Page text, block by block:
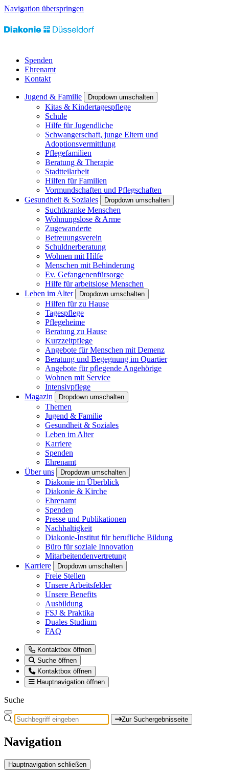
Navigation überspringen
Spenden
Ehrenamt
Kontakt
Jugend & Familie Dropdown umschalten
Kitas & Kindertagespflege
Schule
Hilfe für Jugendliche
Schwangerschaft, junge Eltern und
Adoptionsvermittlung
Pflegefamilien
Beratung & Therapie
Stadtteilarbeit
Hilfen für Familien
Vormundschaften und Pflegschaften
Gesundheit & Soziales
Dropdown umschalten
Suchtkranke Menschen
Wohnungslose & Arme
Zugewanderte
Betreuungsverein
Schuldnerberatung
Wohnen mit Hilfe
Menschen mit Behinderung
Ev. Gefangenenfürsorge
Hilfe für arbeitslose Menschen
Leben im Alter
Dropdown umschalten
Hilfen für zu Hause
Tagespflege
Pflegeheime
Beratung zu Hause
Kurzzeitpflege
Angebote für Menschen mit Demenz
Beratung und Begegnung im Quartier
Angebote für pflegende Angehörige
Wohnen mit Service
Intensivpflege
Magazin
Dropdown umschalten
Themen
Jugend & Familie
Gesundheit & Soziales
Leben im Alter
Karriere
Spenden
Ehrenamt
Über uns
Dropdown umschalten
Diakonie im Überblick
Diakonie & Kirche
Ehrenamt
Spenden
Presse und Publikationen
Nachhaltigkeit
Diakonie-Institut für berufliche Bildung
Büro für soziale Innovation
Mitarbeitendenvertretung
Karriere
Dropdown umschalten
Freie Stellen
Unsere Arbeitsfelder
Unsere Benefits
Ausbildung
FSJ & Praktika
Duales Studium
FAQ
Kontaktbox öffnen
Suche öffnen
Kontaktbox öffnen
Hauptnavigation öffnen
Suche
Zur Suchergebnisseite
Navigation
Hauptnavigation schließen